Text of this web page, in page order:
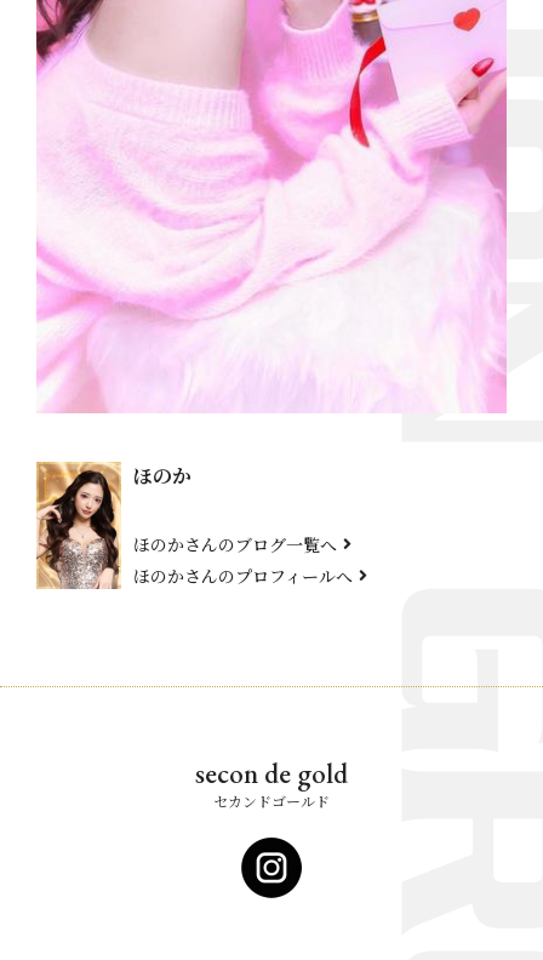
ほのか
ほのかさんのブログ一覧へ
ほのかさんのプロフィールへ
secon de gold
セカンドゴールド